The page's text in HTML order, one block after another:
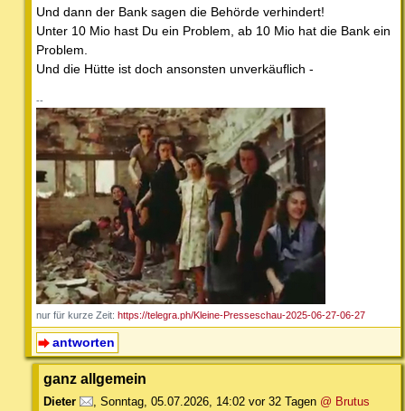
Und dann der Bank sagen die Behörde verhindert!
Unter 10 Mio hast Du ein Problem, ab 10 Mio hat die Bank ein
Problem.
Und die Hütte ist doch ansonsten unverkäuflich -
--
nur für kurze Zeit: https://telegra.ph/Kleine-Presseschau-2025-06-27-06-27
antworten
ganz allgemein
Dieter , Sonntag, 05.07.2026, 14:02 vor 32 Tagen @ Brutus